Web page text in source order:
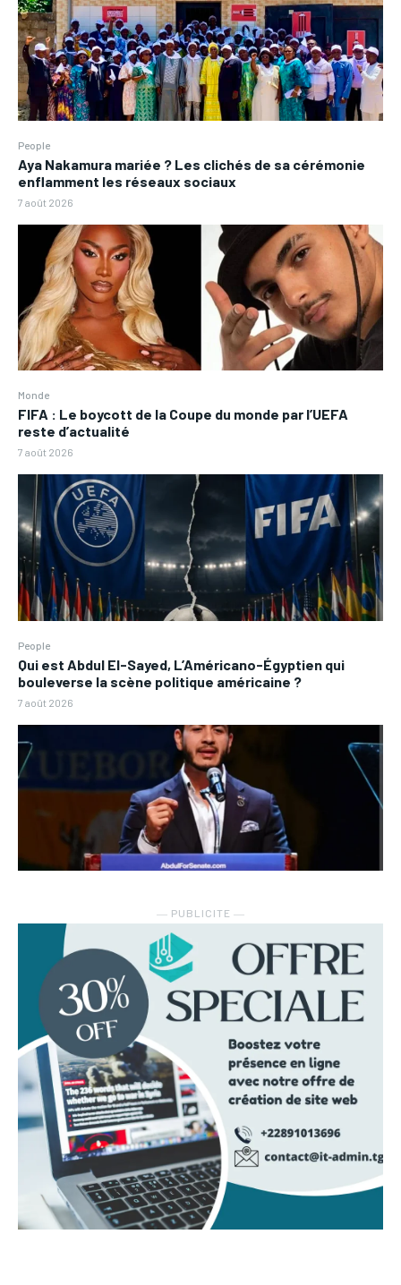
People
Aya Nakamura mariée ? Les clichés de sa cérémonie
enflamment les réseaux sociaux
7 août 2026
Monde
FIFA : Le boycott de la Coupe du monde par l’UEFA
reste d’actualité
7 août 2026
People
Qui est Abdul El-Sayed, L’Américano-Égyptien qui
bouleverse la scène politique américaine ?
7 août 2026
― PUBLICITE ―